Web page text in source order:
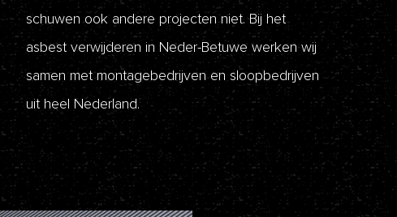
schuwen ook andere projecten niet. Bij het
asbest verwijderen in Neder-Betuwe werken wij
samen met montagebedrijven en sloopbedrijven
uit heel Nederland.